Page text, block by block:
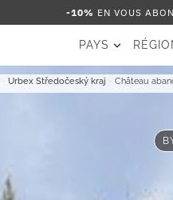
-10% EN VOUS
PAYS
-Urbex Středočeský kraj -Château